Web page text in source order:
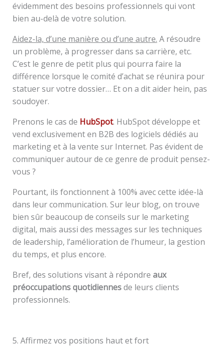
évidemment des besoins professionnels qui vont
bien au-delà de votre solution.
Aidez-la, d’une manière ou d’une autre. A résoudre
un problème, à progresser dans sa carrière, etc.
C’est le genre de petit plus qui pourra faire la
différence lorsque le comité d’achat se réunira pour
statuer sur votre dossier… Et on a dit aider hein, pas
soudoyer.
Prenons le cas de HubSpot. HubSpot développe et
vend exclusivement en B2B des logiciels dédiés au
marketing et à la vente sur Internet. Pas évident de
communiquer autour de ce genre de produit pensez-
vous ?
Pourtant, ils fonctionnent à 100% avec cette idée-là
dans leur communication. Sur leur blog, on trouve
bien sûr beaucoup de conseils sur le marketing
digital, mais aussi des messages sur les techniques
de leadership, l’amélioration de l’humeur, la gestion
du temps, et plus encore.
Bref, des solutions visant à répondre aux
préoccupations quotidiennesde leurs clients
professionnels.
5. Affirmez vos positions haut et fort